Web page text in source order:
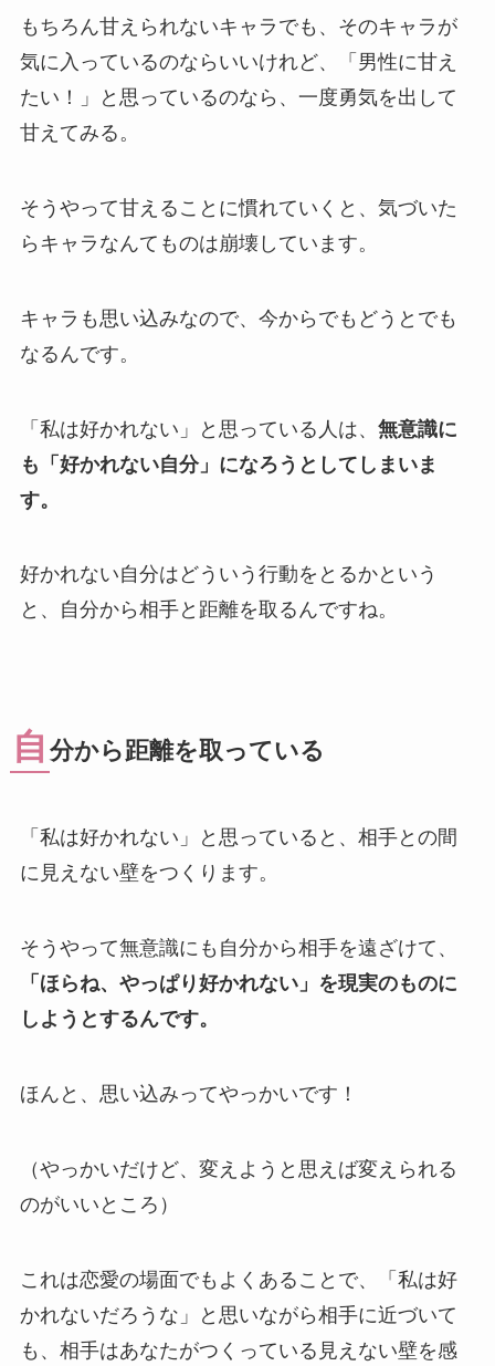
もちろん甘えられないキャラでも、そのキャラが
気に入っているのならいいけれど、「男性に甘え
たい！」と思っているのなら、一度勇気を出して
甘えてみる。
そうやって甘えることに慣れていくと、気づいた
らキャラなんてものは崩壊しています。
キャラも思い込みなので、今からでもどうとでも
なるんです。
「私は好かれない」と思っている人は、 無意識に
も「好かれない自分」になろうとしてしまいま
す。
好かれない自分はどういう行動をとるかという
と、自分から相手と距離を取るんですね。
自 分から距離を取っている
「私は好かれない」と思っていると、相手との間
に見えない壁をつくります。
そうやって無意識にも自分から相手を遠ざけて、
「ほらね、やっぱり好かれない」を現実のものに
しようとするんです。
ほんと、思い込みってやっかいです！
（やっかいだけど、変えようと思えば変えられる
のがいいところ）
これは恋愛の場面でもよくあることで、「私は好
かれないだろうな」と思いながら相手に近づいて
も、相手はあなたがつくっている見えない壁を感